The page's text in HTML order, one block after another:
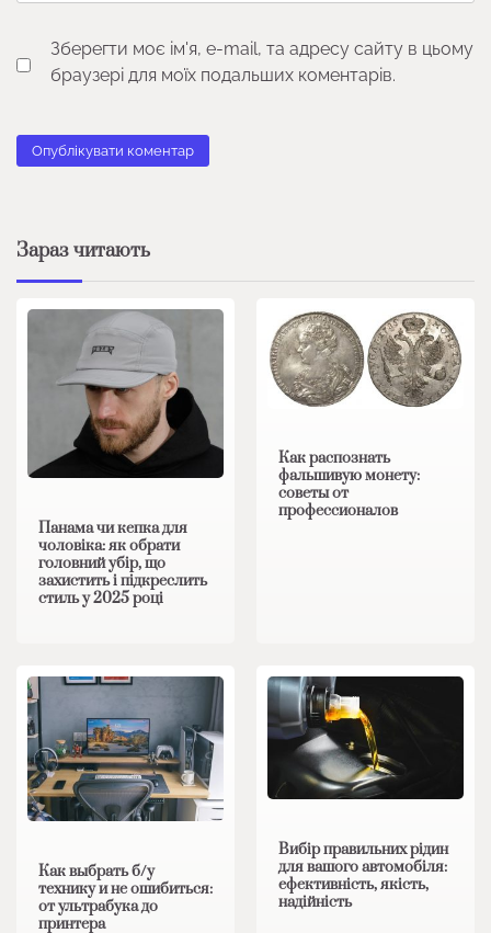
Зберегти моє ім'я, e-mail, та адресу сайту в цьому
браузері для моїх подальших коментарів.
Зараз читають
Панама чи кепка для
чоловіка: як обрати
головний убір, що
захистить і підкреслить
стиль у 2025 році
Как распознать
фальшивую монету:
советы от
профессионалов
Как выбрать б/у
технику и не ошибиться:
от ультрабука до
принтера
Вибір правильних рідин
для вашого автомобіля:
ефективність, якість,
надійність